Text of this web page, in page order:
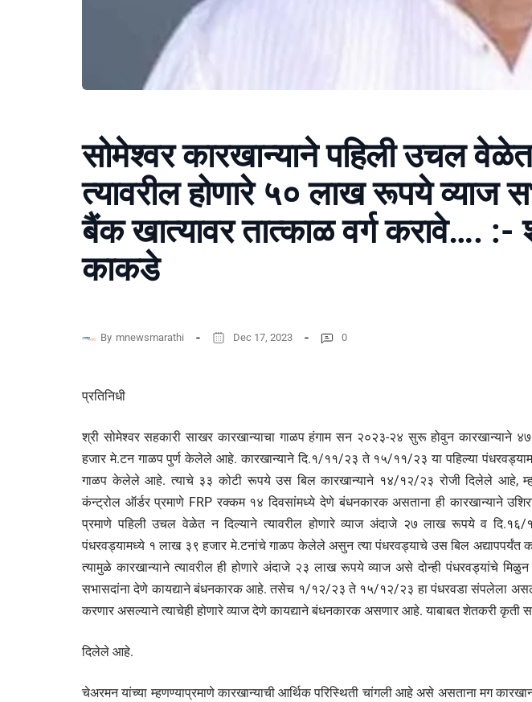
सोमेश्वर कारखान्याने पहिली उचल
त्यावरील होणारे ५० लाख रूपये व्याज
बैंक खात्यावर तात्काळ वर्ग करावे…. :-
काकडे
By mnewsmarathi Dec 17, 2023 0
प्रतिनिधी
श्री सोमेश्वर सहकारी साखर कारखान्याचा गाळप हंगाम सन २०२३-२४ सुरू होवुन कारखान्याने
हजार मे.टन गाळप पुर्ण केलेले आहे. कारखान्याने दि.१/११/२३ ते १५/११/२३ या पहिल्या
गाळप केलेले आहे. त्याचे ३३ कोटी रूपये उस बिल कारखान्याने १४/१२/२३ रोजी दिलेले आहे,
कंन्ट्रोल ऑर्डर प्रमाणे FRP रक्कम १४ दिवसांमध्ये देणे बंधनकारक असताना ही कारखान्याने
प्रमाणे पहिली उचल वेळेत न दिल्याने त्यावरील होणारे व्याज अंदाजे २७ लाख रूपये व
पंधरवड्यामध्ये १ लाख ३९ हजार मे.टनांचे गाळप केलेले असुन त्या पंधरवड्याचे उस बिल अद्यापपर्यंत
त्यामुळे कारखान्याने त्यावरील ही होणारे अंदाजे २३ लाख रूपये व्याज असे दोन्ही पंधरवड्यांचे
सभासदांना देणे कायद्याने बंधनकारक आहे. तसेच १/१२/२३ ते १५/१२/२३ हा पंधरवडा संपलेला
करणार असल्याने त्याचेही होणारे व्याज देणे कायद्याने बंधनकारक असणार आहे. याबाबत शेतकरी कृती
दिलेले आहे.
चेअरमन यांच्या म्हणण्याप्रमाणे कारखान्याची आर्थिक परिस्थिती चांगली आहे असे असताना मग